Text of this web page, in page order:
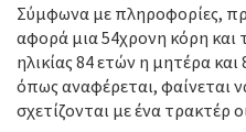
Σύμφωνα με πληροφορίες,
αφορά μια 54χρονη κόρη και
ηλικίας 84 ετών η μητέρα
όπως αναφέρεται, φαίνεται
σχετίζονται με ένα τρακτέρ